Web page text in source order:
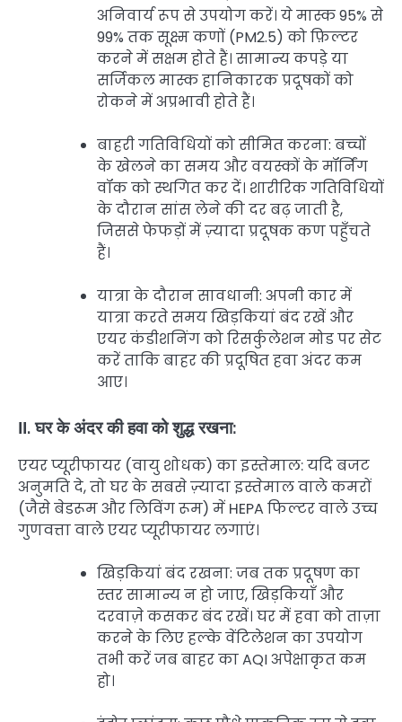
अनिवार्य रूप से उपयोग करें। ये मास्क 95% से
99% तक सूक्ष्म कणों (PM2.5) को फ़िल्टर
करने में सक्षम होते हैं। सामान्य कपड़े या
सर्जिकल मास्क हानिकारक प्रदूषकों को
रोकने में अप्रभावी होते हैं।
बाहरी गतिविधियों को सीमित करना: बच्चों
के खेलने का समय और वयस्कों के मॉर्निंग
वॉक को स्थगित कर दें। शारीरिक गतिविधियों
के दौरान सांस लेने की दर बढ़ जाती है,
जिससे फेफड़ों में ज़्यादा प्रदूषक कण पहुँचते
हैं।
यात्रा के दौरान सावधानी: अपनी कार में
यात्रा करते समय खिड़कियां बंद रखें और
एयर कंडीशनिंग को रिसर्कुलेशन मोड पर सेट
करें ताकि बाहर की प्रदूषित हवा अंदर कम
आए।
II. घर के अंदर की हवा को शुद्ध रखना:
एयर प्यूरीफायर (वायु शोधक) का इस्तेमाल: यदि बजट
अनुमति दे, तो घर के सबसे ज़्यादा इस्तेमाल वाले कमरों
(जैसे बेडरूम और लिविंग रूम) में HEPA फिल्टर वाले उच्च
गुणवत्ता वाले एयर प्यूरीफायर लगाएं।
खिड़कियां बंद रखना: जब तक प्रदूषण का
स्तर सामान्य न हो जाए, खिड़कियाँ और
दरवाज़े कसकर बंद रखें। घर में हवा को ताज़ा
करने के लिए हल्के वेंटिलेशन का उपयोग
तभी करें जब बाहर का AQI अपेक्षाकृत कम
हो।